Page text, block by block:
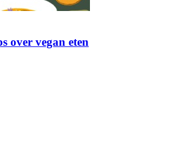
over vegan eten